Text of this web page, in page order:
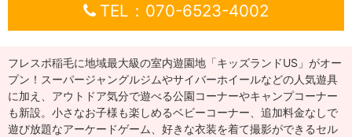
TEL：070-6523-4002
フレスポ稲毛に地域最大級の室内遊園地「キッズランドUS」がオー
プン！ スーパージャングルジムやサイバーホイールなどの人気遊具
に加え、アウトドア気分で遊べる公園コーナーやキャンプコーナー
も新設。小さなお子様も楽しめるベビーコーナー、追加料金なしで
遊び放題なアーケードゲーム、好きな衣装を着て撮影ができるセル